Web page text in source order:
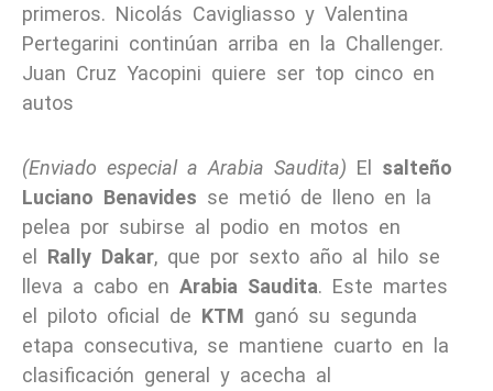
primeros. Nicolás Cavigliasso y Valentina
Pertegarini continúan arriba en la Challenger.
Juan Cruz Yacopini quiere ser top cinco en
autos
(Enviado especial a Arabia Saudita) El salteño
Luciano Benavides se metió de lleno en la
pelea por subirse al podio en motos en
el Rally Dakar, que por sexto año al hilo se
lleva a cabo en Arabia Saudita. Este martes
el piloto oficial de KTM ganó su segunda
etapa consecutiva, se mantiene cuarto en la
clasificación general y acecha al